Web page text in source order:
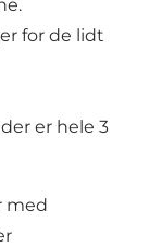
for de lidt
er hele 3
med